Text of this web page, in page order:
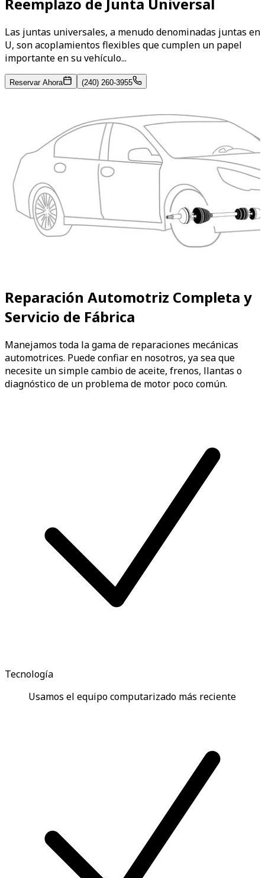
Las juntas universales, a menudo denominadas juntas en
U, son acoplamientos flexibles que cumplen un papel
importante en su vehículo...
Reservar Ahora (240) 260-3955
Reparación Automotriz Completa y
Servicio de Fábrica
Manejamos toda la gama de reparaciones mecánicas
automotrices. Puede confiar en nosotros, ya sea que
necesite un simple cambio de aceite, frenos, llantas o
diagnóstico de un problema de motor poco común.
Tecnología
Usamos el equipo computarizado más reciente